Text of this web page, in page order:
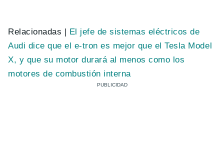
Relacionadas | El jefe de sistemas eléctricos de
Audi dice que el e-tron es mejor que el Tesla Model
X, y que su motor durará al menos como los
motores de combustión interna